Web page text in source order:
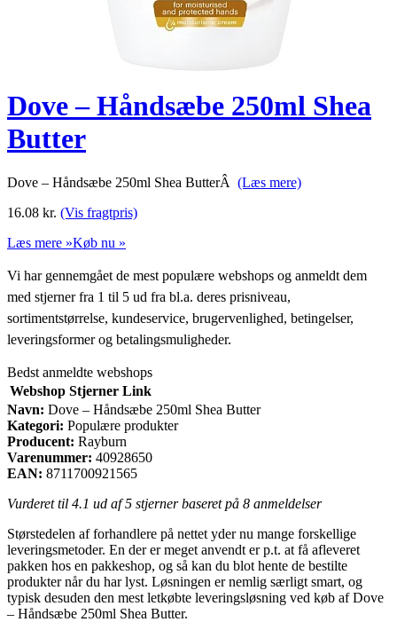
Dove – Håndsæbe 250ml Shea
Butter
Dove – Håndsæbe 250ml Shea ButterÂ (Læs mere)
16.08 kr. (Vis fragtpris)
Læs mere »Køb nu »
Vi har gennemgået de mest populære webshops og anmeldt dem
med stjerner fra 1 til 5 ud fra bl.a. deres prisniveau,
sortimentstørrelse, kundeservice, brugervenlighed, betingelser,
leveringsformer og betalingsmuligheder.
Bedst anmeldte webshops
Webshop Stjerner Link
Navn: Dove – Håndsæbe 250ml Shea Butter
Kategori: Populære produkter
Producent: Rayburn
Varenummer: 40928650
EAN: 8711700921565
Vurderet til 4.1 ud af 5 stjerner baseret på 8 anmeldelser
Størstedelen af forhandlere på nettet yder nu mange forskellige
leveringsmetoder. En der er meget anvendt er p.t. at få afleveret
pakken hos en pakkeshop, og så kan du blot hente de bestilte
produkter når du har lyst. Løsningen er nemlig særligt smart, og
typisk desuden den mest letkøbte leveringsløsning ved køb af Dove
– Håndsæbe 250ml Shea Butter.